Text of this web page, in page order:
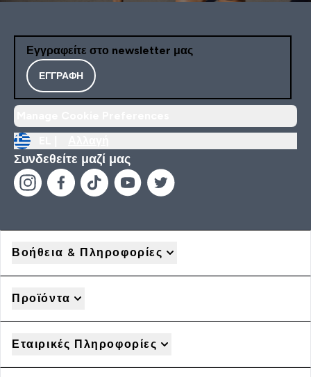
Εγγραφείτε στο newsletter μας
ΕΓΓΡΑΦΉ
Συνδεθείτε μαζί μας
Βοήθεια & Πληροφορίες
Προϊόντα
Εταιρικές Πληροφορίες